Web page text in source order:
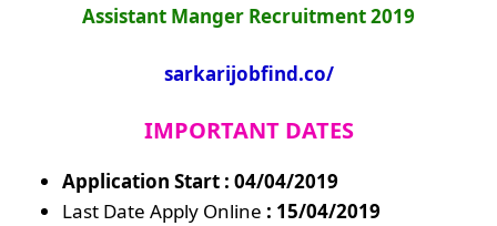
Assistant Manger Recruitment 2019
sarkarijobfind.co/
IMPORTANT DATES
Application Start : 04/04/2019
Last Date Apply Online : 15/04/2019